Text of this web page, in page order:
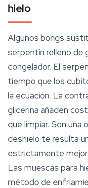
hielo
Algunos bongs
serpentín relleno de
congelador. El
tiempo que los
la ecuación. La
glicerina añaden
que limpiar. Son una
deshielo te resulta
estrictamente
Las muescas para
método de